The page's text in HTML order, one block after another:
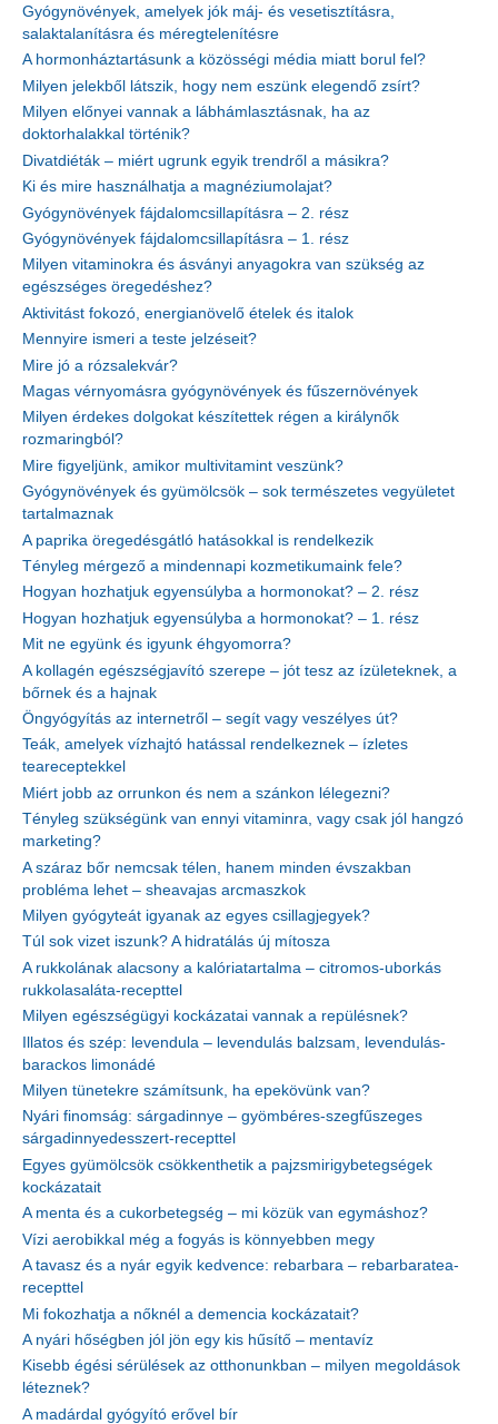
Gyógynövények, amelyek jók máj- és vesetisztításra,
salaktalanításra és méregtelenítésre
A hormonháztartásunk a közösségi média miatt borul fel?
Milyen jelekből látszik, hogy nem eszünk elegendő zsírt?
Milyen előnyei vannak a lábhámlasztásnak, ha az
doktorhalakkal történik?
Divatdiéták – miért ugrunk egyik trendről a másikra?
Ki és mire használhatja a magnéziumolajat?
Gyógynövények fájdalomcsillapításra – 2. rész
Gyógynövények fájdalomcsillapításra – 1. rész
Milyen vitaminokra és ásványi anyagokra van szükség az
egészséges öregedéshez?
Aktivitást fokozó, energianövelő ételek és italok
Mennyire ismeri a teste jelzéseit?
Mire jó a rózsalekvár?
Magas vérnyomásra gyógynövények és fűszernövények
Milyen érdekes dolgokat készítettek régen a királynők
rozmaringból?
Mire figyeljünk, amikor multivitamint veszünk?
Gyógynövények és gyümölcsök – sok természetes vegyületet
tartalmaznak
A paprika öregedésgátló hatásokkal is rendelkezik
Tényleg mérgező a mindennapi kozmetikumaink fele?
Hogyan hozhatjuk egyensúlyba a hormonokat? – 2. rész
Hogyan hozhatjuk egyensúlyba a hormonokat? – 1. rész
Mit ne együnk és igyunk éhgyomorra?
A kollagén egészségjavító szerepe – jót tesz az ízületeknek, a
bőrnek és a hajnak
Öngyógyítás az internetről – segít vagy veszélyes út?
Teák, amelyek vízhajtó hatással rendelkeznek – ízletes
teareceptekkel
Miért jobb az orrunkon és nem a szánkon lélegezni?
Tényleg szükségünk van ennyi vitaminra, vagy csak jól hangzó
marketing?
A száraz bőr nemcsak télen, hanem minden évszakban
probléma lehet – sheavajas arcmaszkok
Milyen gyógyteát igyanak az egyes csillagjegyek?
Túl sok vizet iszunk? A hidratálás új mítosza
A rukkolának alacsony a kalóriatartalma – citromos-uborkás
rukkolasaláta-recepttel
Milyen egészségügyi kockázatai vannak a repülésnek?
Illatos és szép: levendula – levendulás balzsam, levendulás-
barackos limonádé
Milyen tünetekre számítsunk, ha epekövünk van?
Nyári finomság: sárgadinnye – gyömbéres-szegfűszeges
sárgadinnyedesszert-recepttel
Egyes gyümölcsök csökkenthetik a pajzsmirigybetegségek
kockázatait
A menta és a cukorbetegség – mi közük van egymáshoz?
Vízi aerobikkal még a fogyás is könnyebben megy
A tavasz és a nyár egyik kedvence: rebarbara – rebarbaratea-
recepttel
Mi fokozhatja a nőknél a demencia kockázatait?
A nyári hőségben jól jön egy kis hűsítő – mentavíz
Kisebb égési sérülések az otthonunkban – milyen megoldások
léteznek?
A madárdal gyógyító erővel bír